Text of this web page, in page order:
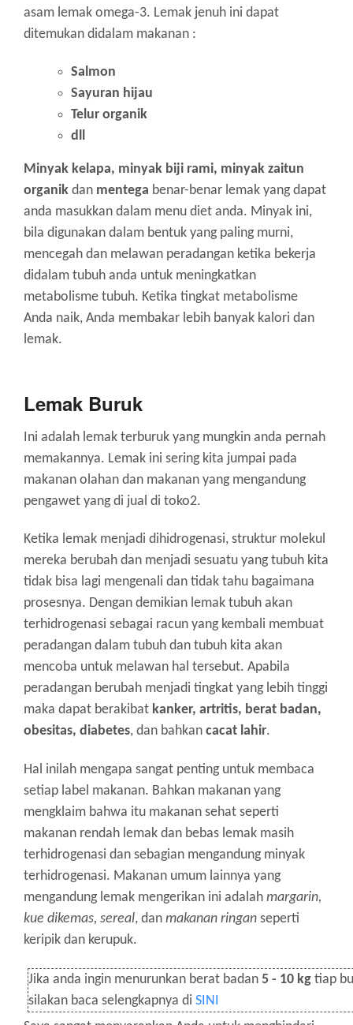
asam lemak omega-3. Lemak jenuh ini dapat
ditemukan didalam makanan :
Salmon
Sayuran hijau
Telur organik
dll
Minyak kelapa, minyak biji rami, minyak zaitun
organik dan mentega benar-benar lemak yang dapat
anda masukkan dalam menu diet anda. Minyak ini,
bila digunakan dalam bentuk yang paling murni,
mencegah dan melawan peradangan ketika bekerja
didalam tubuh anda untuk meningkatkan
metabolisme tubuh. Ketika tingkat metabolisme
Anda naik, Anda membakar lebih banyak kalori dan
lemak.
Lemak Buruk
Ini adalah lemak terburuk yang mungkin anda pernah
memakannya. Lemak ini sering kita jumpai pada
makanan olahan dan makanan yang mengandung
pengawet yang di jual di toko2.
Ketika lemak menjadi dihidrogenasi, struktur molekul
mereka berubah dan menjadi sesuatu yang tubuh kita
tidak bisa lagi mengenali dan tidak tahu bagaimana
prosesnya. Dengan demikian lemak tubuh akan
terhidrogenasi sebagai racun yang kembali membuat
peradangan dalam tubuh dan tubuh kita akan
mencoba untuk melawan hal tersebut. Apabila
peradangan berubah menjadi tingkat yang lebih tinggi
maka dapat berakibat kanker, artritis, berat badan,
obesitas, diabetes, dan bahkan cacat lahir.
Hal inilah mengapa sangat penting untuk membaca
setiap label makanan. Bahkan makanan yang
mengklaim bahwa itu makanan sehat seperti
makanan rendah lemak dan bebas lemak masih
terhidrogenasi dan sebagian mengandung minyak
terhidrogenasi. Makanan umum lainnya yang
mengandung lemak mengerikan ini adalah margarin,
kue dikemas, sereal, dan makanan ringan seperti
keripik dan kerupuk.
Jika anda ingin menurunkan berat badan 5 - 10 kg tiap
silakan baca selengkapnya di SINI